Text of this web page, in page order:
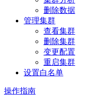
删除数据
管理集群
查看集群
删除集群
变更配置
重启集群
设置白名单
操作指南